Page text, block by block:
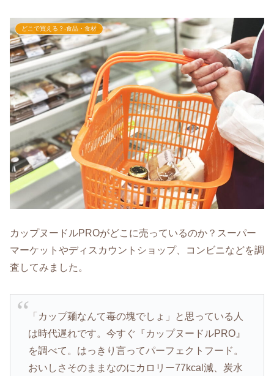
どこで買える？-食品・食材
カップヌードルPROがどこに売っているのか？スーパー
マーケットやディスカウントショップ、コンビニなどを調
査してみました。
「カップ麺なんて毒の塊でしょ」と思っている人
は時代遅れです。今すぐ『カップヌードルPRO』
を調べて。はっきり言ってパーフェクトフード。
おいしさそのままなのにカロリー77kcal減、炭水